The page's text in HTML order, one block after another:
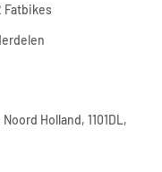
Fatbikes
Holland, 1101DL,